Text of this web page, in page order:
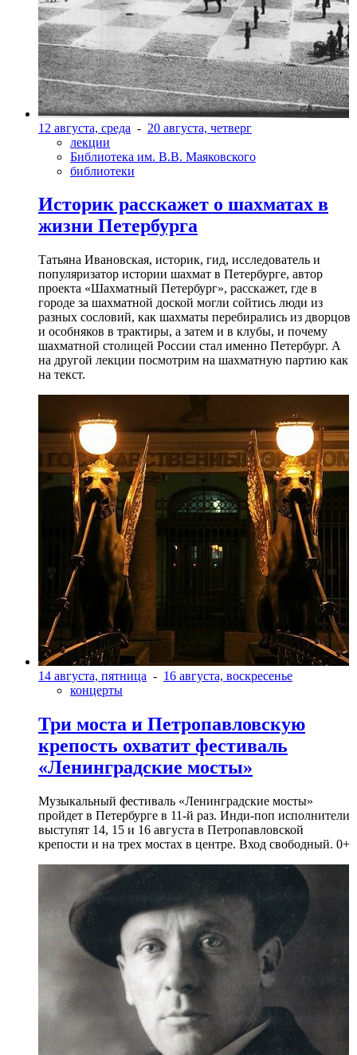
12 августа, среда - 20 августа, четверг
лекции
Библиотека им. В.В. Маяковского
библиотеки
Историк расскажет о шахматах в
жизни Петербурга
Татьяна Ивановская, историк, гид, исследователь и
популяризатор истории шахмат в Петербурге, автор
проекта «Шахматный Петербург», расскажет, где в
городе за шахматной доской могли сойтись люди из
разных сословий, как шахматы перебирались из дворцов
и особняков в трактиры, а затем и в клубы, и почему
шахматной столицей России стал именно Петербург. А
на другой лекции посмотрим на шахматную партию как
на текст.
14 августа, пятница - 16 августа, воскресенье
концерты
Три моста и Петропавловскую
крепость охватит фестиваль
«Ленинградские мосты»
Музыкальный фестиваль «Ленинградские мосты»
пройдет в Петербурге в 11-й раз. Инди-поп исполнители
выступят 14, 15 и 16 августа в Петропавловской
крепости и на трех мостах в центре. Вход свободный. 0+